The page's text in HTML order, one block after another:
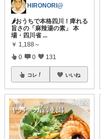
HIRONORI@
🌶️おうちで本格四川！痺れる
旨さの「麻辣湯の素」 本
場・四川省 ...
￥ 1,188～
0 0 131
コレ いいね